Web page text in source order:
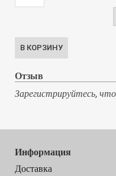
Отзыв
Зарегистрируйтесь,
Информация
Доставка